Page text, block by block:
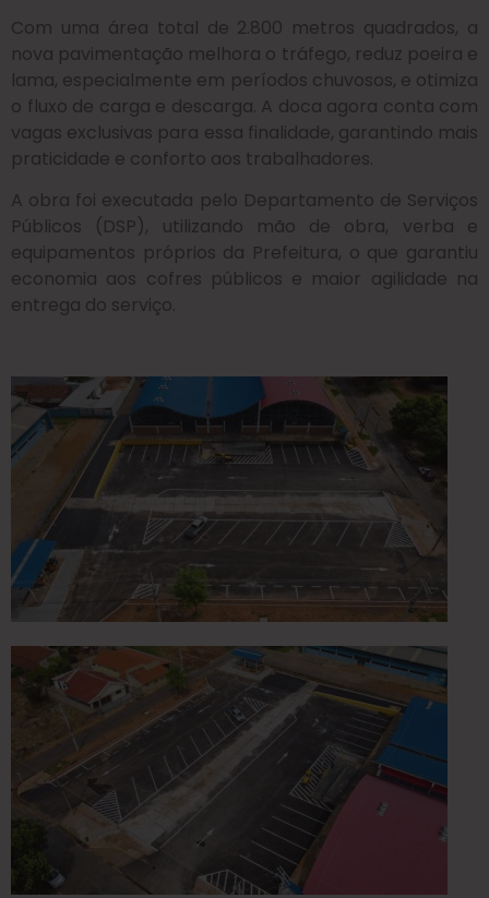
Com uma área total de 2.800 metros quadrados, a
nova pavimentação melhora o tráfego, reduz poeira e
lama, especialmente em períodos chuvosos, e otimiza
o fluxo de carga e descarga. A doca agora conta com
vagas exclusivas para essa finalidade, garantindo mais
praticidade e conforto aos trabalhadores.
A obra foi executada pelo Departamento de Serviços
Públicos (DSP), utilizando mão de obra, verba e
equipamentos próprios da Prefeitura, o que garantiu
economia aos cofres públicos e maior agilidade na
entrega do serviço.